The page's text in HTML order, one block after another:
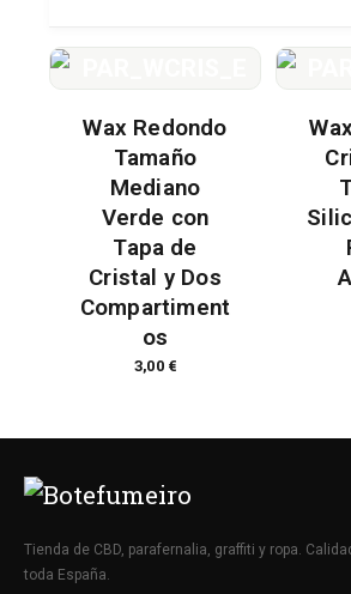
Wax Redondo
Tamaño
Mediano
Verde con
Tapa de
Cristal y Dos
Compartiment
os
3,00 €
Tienda de CBD, parafernalia, graffiti y ropa.
toda España.